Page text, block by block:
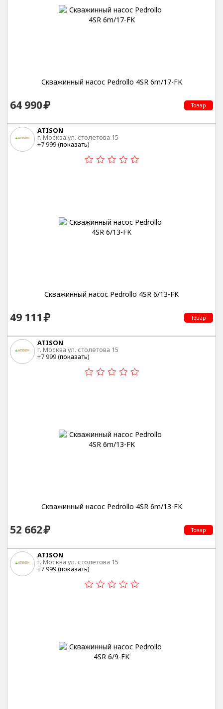
Скважинный насос Pedrollo 4SR 6m/17-FK
64 990 Товар
ATISON
г. Москва ул. столетова 15
+7 999 (показать)
Скважинный насос Pedrollo 4SR 6/13-FK
49 111 Товар
ATISON
г. Москва ул. столетова 15
+7 999 (показать)
Скважинный насос Pedrollo 4SR 6m/13-FK
52 662 Товар
ATISON
г. Москва ул. столетова 15
+7 999 (показать)